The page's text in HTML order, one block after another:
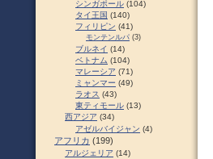
シンガポール (104)
タイ王国 (140)
フィリピン (41)
モンテンルパ (3)
ブルネイ (14)
ベトナム (104)
マレーシア (71)
ミャンマー (49)
ラオス (43)
東ティモール (13)
西アジア (34)
アゼルバイジャン (4)
アフリカ (199)
アルジェリア (14)